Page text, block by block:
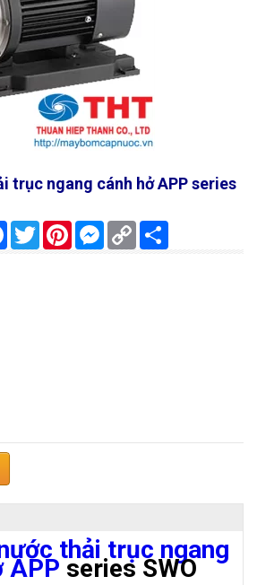
trục ngang cánh hở APP series
FacebookTwitterPinterestMessenger
Copy
Link
thải trục ngang
APP series SWO